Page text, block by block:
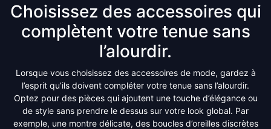
Choisissez des accessoires qui
complètent votre tenue sans
l’alourdir.
Lorsque vous choisissez des accessoires de mode, gardez à
l’esprit qu’ils doivent compléter votre tenue sans l’alourdir.
Optez pour des pièces qui ajoutent une touche d’élégance ou
de style sans prendre le dessus sur votre look global. Par
exemple, une montre délicate, des boucles d’oreilles discrètes